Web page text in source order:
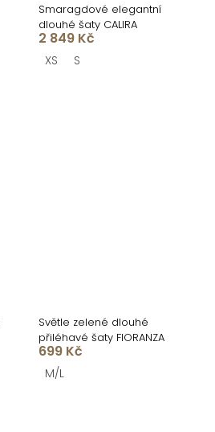
Smaragdové elegantní
dlouhé šaty CALIRA
2 849 Kč
XS S
Světle zelené dlouhé
přiléhavé šaty FIORANZA
699 Kč
M/L